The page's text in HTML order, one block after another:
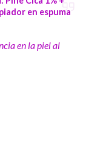
en espuma
en la piel al